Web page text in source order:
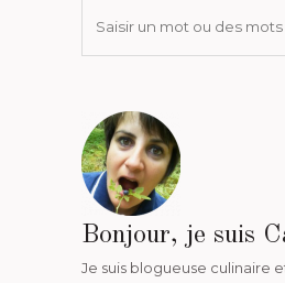
Bonjour, je suis
Je suis blogueuse culinaire